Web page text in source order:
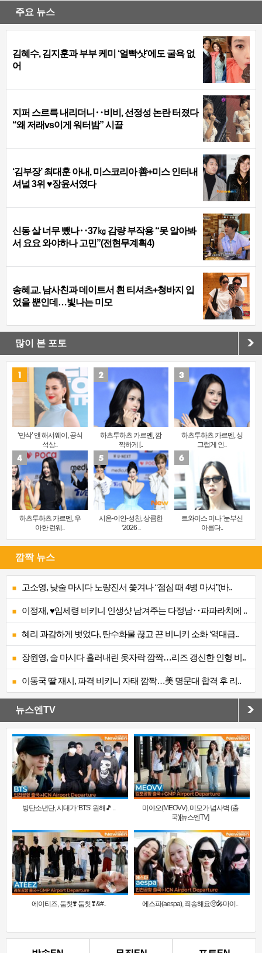
주요 뉴스
김혜수, 김지훈과 부부 케미 ‘얼빡샷’에도 굴욕 없
어
지퍼 스르륵 내리더니‥비비, 선정성 논란 터졌다
“왜 저래vs이게 워터밤” 시끌
‘김부장’ 최대훈 아내, 미스코리아 善+미스 인터내
셔널 3위 ♥장윤서였다
신동 살 너무 뺐나‥37㎏ 감량 부작용 “못 알아봐
서 요요 와야하나 고민”(전현무계획4)
송혜교, 남사친과 데이트서 흰 티셔츠+청바지 입
었을 뿐인데…빛나는 미모
많이 본 포토
‘만삭’ 앤 해서웨이, 공식
석상..
하츠투하츠 카르멘, 깜
찍하게 [..
하츠투하츠 카르멘, 싱
그럽게 인..
하츠투하츠 카르멘, 우
아한 런웨..
시온-이안-성찬, 상큼한
‘2026 ..
트와이스 미나 ‘눈부신
아름다..
깜짝 뉴스
고소영, 낮술 마시다 노량진서 쫓겨나 “점심 때 4병 마셔”(바..
이정재, ♥임세령 비키니 인생샷 남겨주는 다정남‥파파라치에 ..
혜리 과감하게 벗었다, 탄수화물 끊고 끈 비니키 소화 ‘역대급..
장원영, 술 마시다 흘러내린 옷자락 깜짝…리즈 갱신한 인형 비..
이동국 딸 재시, 파격 비키니 자태 깜짝…美 명문대 합격 후 리..
뉴스엔TV
방탄소년단, 시대가 ‘BTS’ 원해🎵 ..
미야오(MEOVV), 미모가 넘사벽 (출
국)[뉴스엔TV]
에이티즈, 둠칫❣️ 둠칫❣&#.. 에스파(aespa), 죄송해요🥺🎤마이..